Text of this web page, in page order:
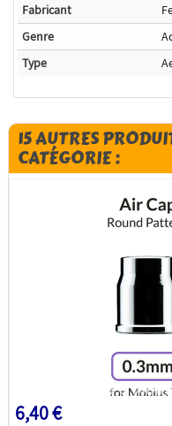
Fabricant
Genre
Type
15 AUTRES
CATÉGORIE :
6,40 €